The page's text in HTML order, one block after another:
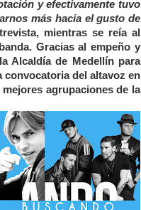
y efectivamente tuvo
más hacia el gusto de
mientras se reía al
Gracias al empeño y
Alcaldía de Medellín para
convocatoria del altavoz en
agrupaciones de la